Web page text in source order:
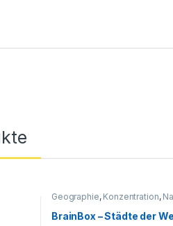
Geographie, Konzentration,
Technik
BrainBox – Städte der